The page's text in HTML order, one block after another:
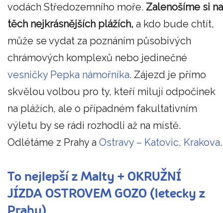
vodách Středozemního moře. Zalenošíme si na
těch nejkrásnějších plážích, a kdo bude chtít,
může se vydat za poznáním působivých
chrámových komplexů nebo jedinečné
vesničky Pepka námořníka. Zájezd je přímo
skvělou volbou pro ty, kteří milují odpočinek
na plážích, ale o případném fakultativním
výletu by se rádi rozhodli až na místě.
Odlétáme z Prahy a Ostravy – Katovic, Krakova.
To nejlepší z Malty + OKRUŽNÍ
JÍZDA OSTROVEM GOZO (letecky z